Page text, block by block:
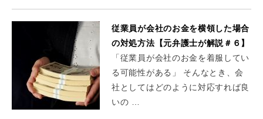
従業員が会社のお金を横領した場合
の対処方法【元弁護士が解説＃６】
「従業員が会社のお金を着服してい
る可能性がある」 そんなとき、会
社としてはどのように対応すれば良
いの …